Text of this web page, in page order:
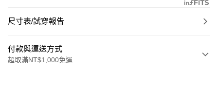
尺寸表/試穿報告
付款與運送方式
超取滿NT$1,000免運